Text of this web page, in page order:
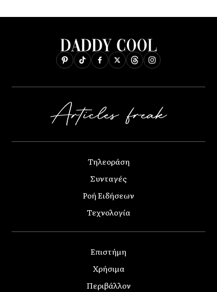
Τηλεοράση
Συνταγές
Ροή Ειδήσεων
Τεχνολογία
Επιστήμη
Χρήσιμα
Περιβάλλον